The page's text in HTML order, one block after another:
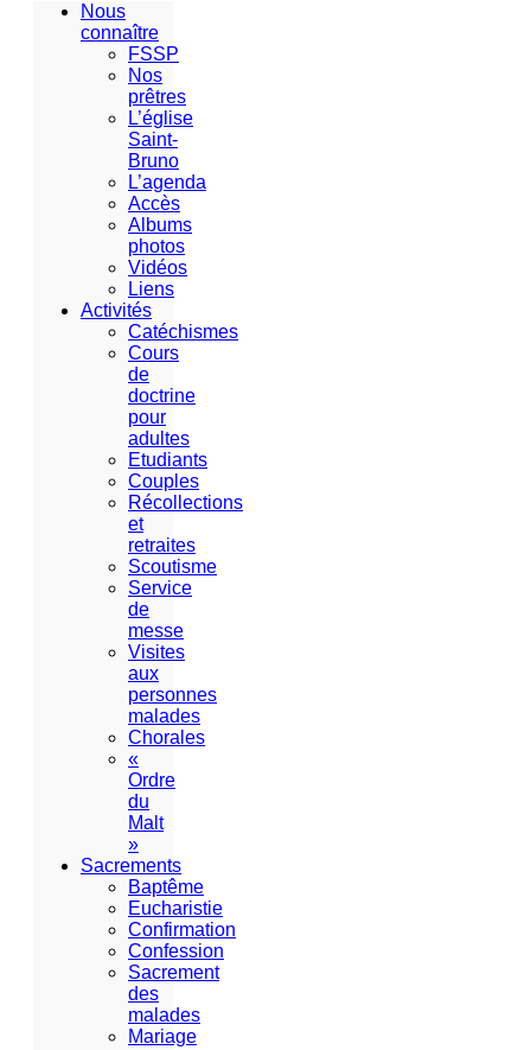
Nous
connaître
FSSP
Nos
prêtres
L’église
Saint-
Bruno
L’agenda
Accès
Albums
photos
Vidéos
Liens
Activités
Catéchismes
Cours
de
doctrine
pour
adultes
Etudiants
Couples
Récollections
et
retraites
Scoutisme
Service
de
messe
Visites
aux
personnes
malades
Chorales
«
Ordre
du
Malt
»
Sacrements
Baptême
Eucharistie
Confirmation
Confession
Sacrement
des
malades
Mariage